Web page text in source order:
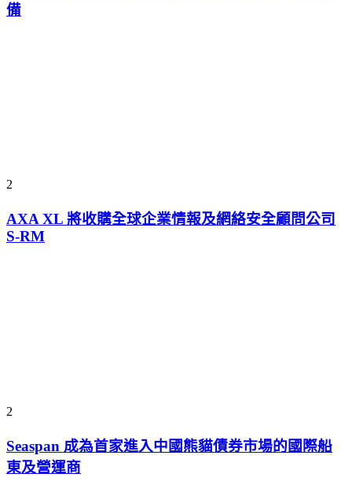
備
2
AXA XL 將收購全球企業情報及網絡安全顧問公司
S-RM
2
Seaspan 成為首家進入中國熊貓債券市場的國際船
東及營運商